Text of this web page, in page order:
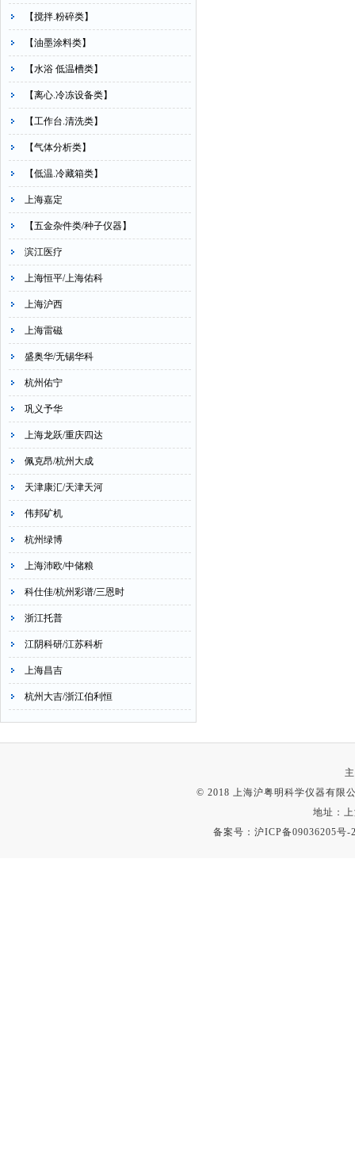
【搅拌.粉碎类】
【油墨涂料类】
【水浴 低温槽类】
【离心.冷冻设备类】
【工作台.清洗类】
【气体分析类】
【低温.冷藏箱类】
上海嘉定
【五金杂件类/种子仪器】
滨江医疗
上海恒平/上海佑科
上海沪西
上海雷磁
盛奥华/无锡华科
杭州佑宁
巩义予华
上海龙跃/重庆四达
佩克昂/杭州大成
天津康汇/天津天河
伟邦矿机
杭州绿博
上海沛欧/中储粮
科仕佳/杭州彩谱/三恩时
浙江托普
江阴科研/江苏科析
上海昌吉
杭州大吉/浙江伯利恒
© 2018 上海沪粤明科学仪器有限
地址：
备案号：沪ICP备09036205号-